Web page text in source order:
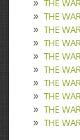
THE
THE
THE
THE
THE
THE
THE
THE
THE